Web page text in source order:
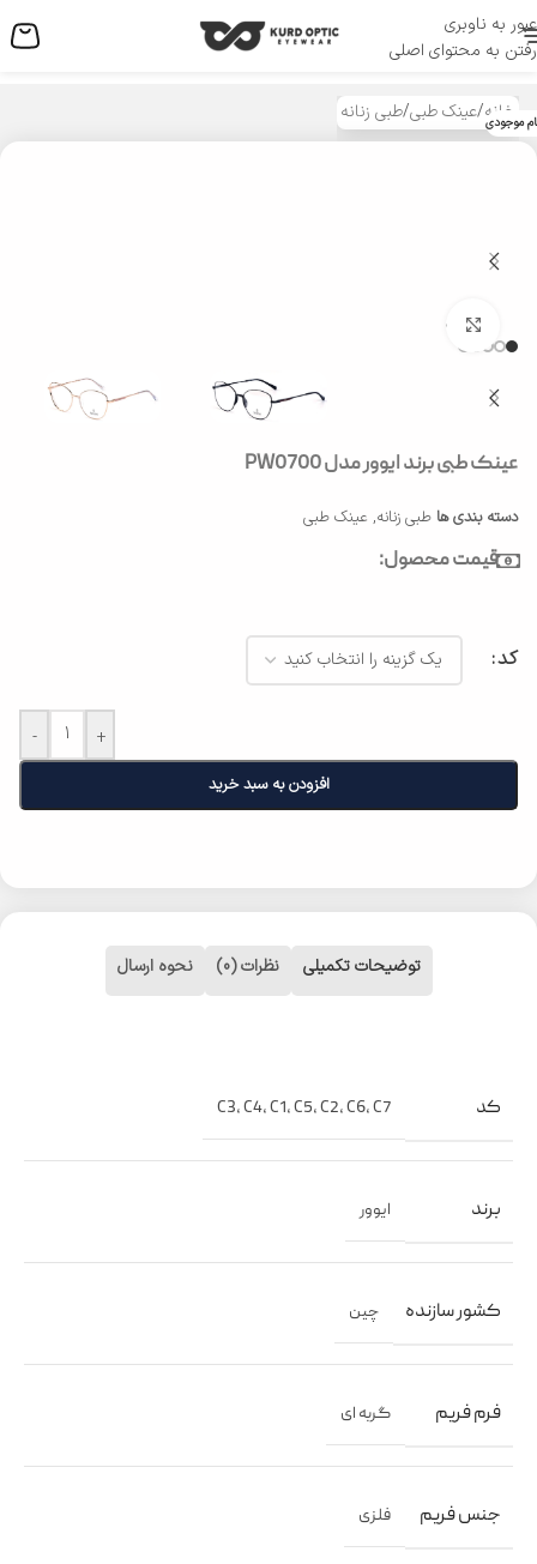
عبور به ناوبری
رفتن به محتوای اصلی
منو
خانه/عینک طبی/طبی زنانه موجودی
بزرگنمایی تصویر
عینک طبی برند ایوور مدل PW0700
دسته بندی ها طبی زنانه, عینک طبی
قیمت محصول:
کد
- +
افزودن به سبد خرید
توضیحات تکمیلی نظرات (0) نحوه ارسال
کد C3,C4,C1,C5,C2,C6,C7
برند ایوور
کشور سازنده چین
فرم فریم گربه ای
جنس فریم فلزی